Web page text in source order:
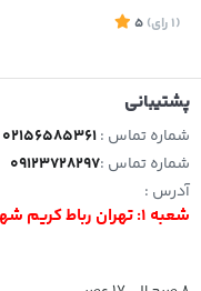
(1 رای)
5
پشتیبانی
شماره تماس :02156585361
شماره تماس :09123728297
آدرس :
شعبه 1: تهران رباط کریم شهرک زواره ای